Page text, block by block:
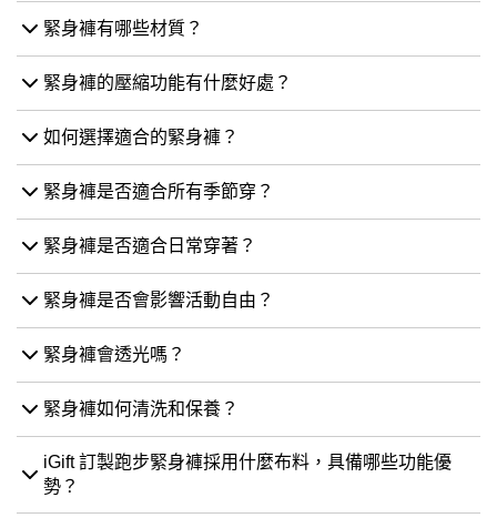
緊身褲有哪些材質？
緊身褲的壓縮功能有什麼好處？
如何選擇適合的緊身褲？
緊身褲是否適合所有季節穿？
緊身褲是否適合日常穿著？
緊身褲是否會影響活動自由？
緊身褲會透光嗎？
緊身褲如何清洗和保養？
iGift 訂製跑步緊身褲採用什麼布料，具備哪些功能優
勢？